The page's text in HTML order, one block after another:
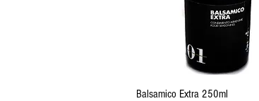
Aperçu rapide
Balsamico Extra 250ml